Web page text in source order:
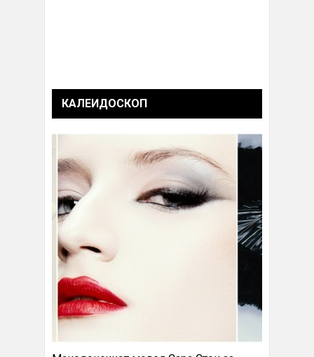
КАЛЕИДОСКОП